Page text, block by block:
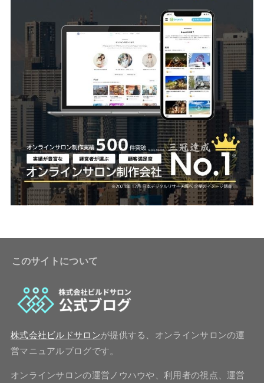
このサイトについて
株式会社ビルドサロンが提供する、オンラインサロンの運
営マニュアルブログです。
オンラインサロンの運営ノウハウや、利用者の視点、運営